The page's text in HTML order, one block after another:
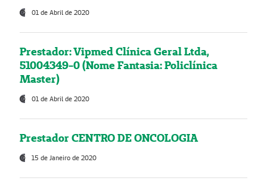
01 de Abril de 2020
Prestador: Vipmed Clínica Geral Ltda,
51004349-0 (Nome Fantasia: Policlínica
Master)
01 de Abril de 2020
Prestador CENTRO DE ONCOLOGIA
15 de Janeiro de 2020